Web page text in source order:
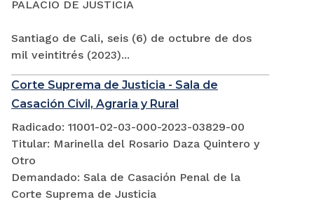
PALACIO DE JUSTICIA
Santiago de Cali, seis (6) de octubre de dos
mil veintitrés (2023)...
Corte Suprema de Justicia - Sala de
Casación Civil, Agraria y Rural
Radicado: 11001-02-03-000-2023-03829-00
Titular: Marinella del Rosario Daza Quintero y
Otro
Demandado: Sala de Casación Penal de la
Corte Suprema de Justicia